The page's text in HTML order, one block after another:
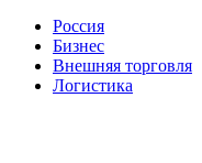
Россия
Бизнес
Внешняя торговля
Логистика